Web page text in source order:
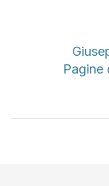
Pagine